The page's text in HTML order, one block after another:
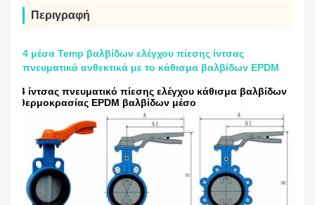
Περιγραφή
4 μέσα Temp βαλβίδων ελέγχου πίεσης ίντσας
πνευματικά ανθεκτικά με το κάθισμα βαλβίδων EPDM
4 ίντσας πνευματικό πίεσης ελέγχου κάθισμα βαλβίδων
θερμοκρασίας EPDM βαλβίδων μέσο